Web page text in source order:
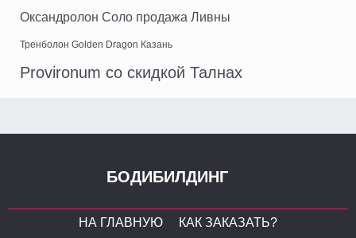
Оксандролон Соло продажа Ливны
Тренболон Golden Dragon Казань
Provironum со скидкой Талнах
БОДИБИЛДИНГ
НА ГЛАВНУЮ КАК ЗАКАЗАТЬ?